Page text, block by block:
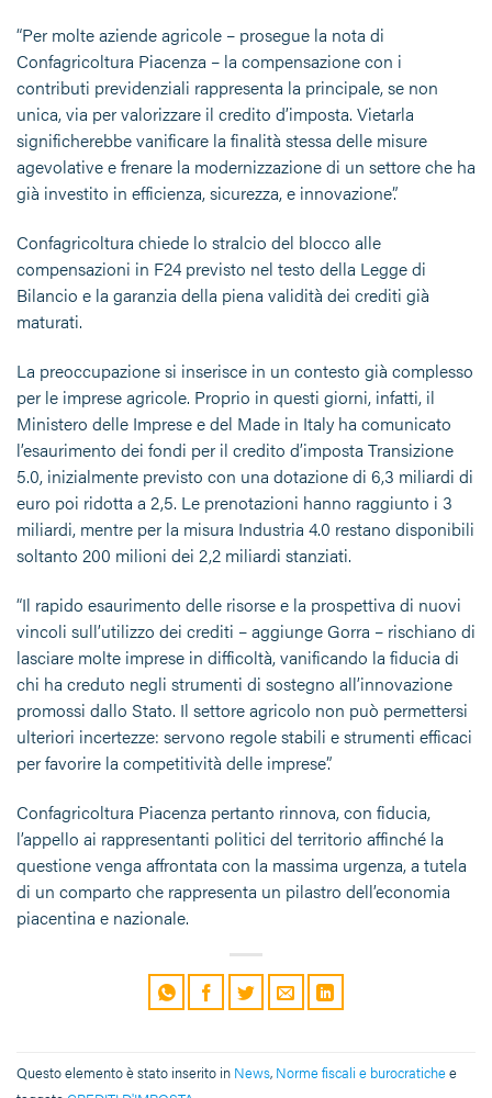
“Per molte aziende agricole – prosegue la nota di
Confagricoltura Piacenza – la compensazione con i
contributi previdenziali rappresenta la principale, se non
unica, via per valorizzare il credito d’imposta. Vietarla
significherebbe vanificare la finalità stessa delle misure
agevolative e frenare la modernizzazione di un settore che ha
già investito in efficienza, sicurezza, e innovazione”.
Confagricoltura chiede lo stralcio del blocco alle
compensazioni in F24 previsto nel testo della Legge di
Bilancio e la garanzia della piena validità dei crediti già
maturati.
La preoccupazione si inserisce in un contesto già complesso
per le imprese agricole. Proprio in questi giorni, infatti, il
Ministero delle Imprese e del Made in Italy ha comunicato
l’esaurimento dei fondi per il credito d’imposta Transizione
5.0, inizialmente previsto con una dotazione di 6,3 miliardi di
euro poi ridotta a 2,5. Le prenotazioni hanno raggiunto i 3
miliardi, mentre per la misura Industria 4.0 restano disponibili
soltanto 200 milioni dei 2,2 miliardi stanziati.
“Il rapido esaurimento delle risorse e la prospettiva di nuovi
vincoli sull’utilizzo dei crediti – aggiunge Gorra – rischiano di
lasciare molte imprese in difficoltà, vanificando la fiducia di
chi ha creduto negli strumenti di sostegno all’innovazione
promossi dallo Stato. Il settore agricolo non può permettersi
ulteriori incertezze: servono regole stabili e strumenti efficaci
per favorire la competitività delle imprese”.
Confagricoltura Piacenza pertanto rinnova, con fiducia,
l’appello ai rappresentanti politici del territorio affinché la
questione venga affrontata con la massima urgenza, a tutela
di un comparto che rappresenta un pilastro dell’economia
piacentina e nazionale.
Questo elemento è stato inserito in News, Norme fiscali e burocratichee